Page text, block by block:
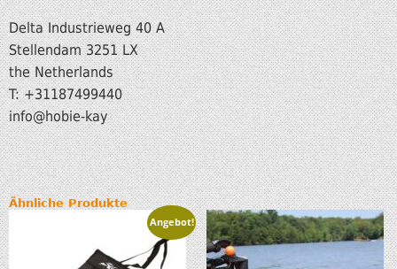
Delta Industrieweg 40 A
Stellendam 3251 LX
the Netherlands
T: +31187499440
info@hobie-kay
Ähnliche Produkte
Angebot!